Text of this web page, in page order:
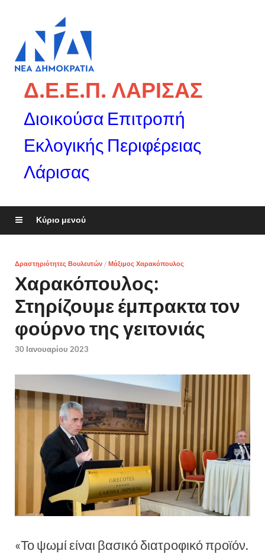
Δ.Ε.Ε.Π. ΛΑΡΙΣΑΣ
Διοικούσα Επιτροπή
Εκλογικής Περιφέρειας
Λάρισας
Κύριο μενού
Δραστηριότητες Βουλευτών / Μάξιμος Χαρακόπουλος
Χαρακόπουλος:
Στηρίζουμε έμπρακτα τον
φούρνο της γειτονιάς
30 Ιανουαρίου 2023
«Το ψωμί είναι βασικό διατροφικό προϊόν.